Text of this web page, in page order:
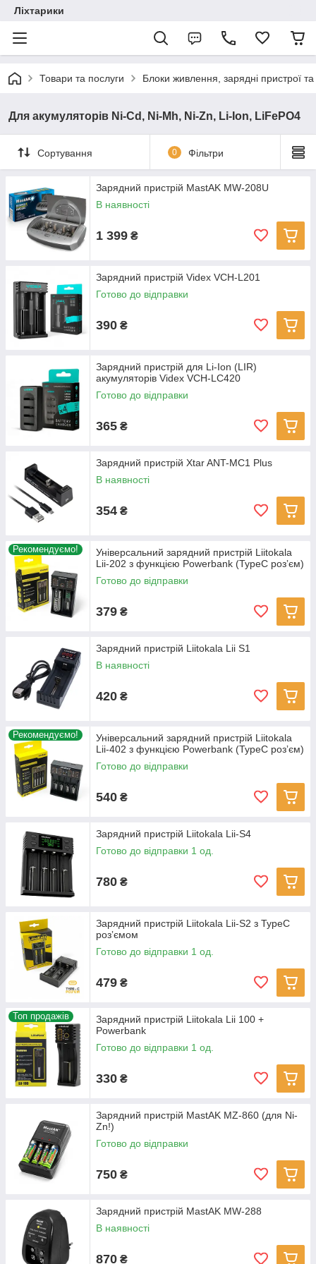
Ліхтарики
Товари та послуги Блоки живлення, зарядні пристрої
Для акумуляторів Ni-Cd, Ni-Mh, Ni-Zn, Li-Ion, LiFePO4
Сортування 0 Фільтри
Зарядний пристрій MastAK MW-208U
В наявності
1 399 ₴
Зарядний пристрій Videx VCH-L201
Готово до відправки
390 ₴
Зарядний пристрій для Li-Ion (LIR)
акумуляторів Videx VCH-LC420
Готово до відправки
365 ₴
Зарядний пристрій Xtar ANT-MC1 Plus
В наявності
354 ₴
Рекомендуємо!
Універсальний зарядний пристрій Liitokala
Lii-202 з функцією Powerbank (TypeC розʼєм)
Готово до відправки
379 ₴
Зарядний пристрій Liitokala Lii S1
В наявності
420 ₴
Рекомендуємо!
Універсальний зарядний пристрій Liitokala
Lii-402 з функцією Powerbank (TypeC розʼєм)
Готово до відправки
540 ₴
Зарядний пристрій Liitokala Lii-S4
Готово до відправки 1 од.
780 ₴
Зарядний пристрій Liitokala Lii-S2 з TypeC
розʼємом
Готово до відправки 1 од.
479 ₴
Топ продажів
Зарядний пристрій Liitokala Lii 100 +
Powerbank
Готово до відправки 1 од.
330 ₴
Зарядний пристрій MastAK MZ-860 (для Ni-
Zn!)
Готово до відправки
750 ₴
Зарядний пристрій MastAK MW-288
В наявності
870 ₴